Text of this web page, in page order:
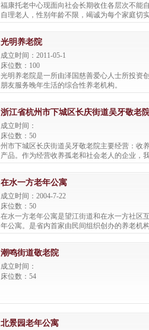
福康托老中心现面向社会长期收住各层次不能
自理老人，性别年龄不限，竭诚为每个家庭切
光明养老院
成立时间：2011-05-1
床位数：100
光明养老院是一所由泽国慈善爱心人士所投资
朋友服务晚年生活的综合性养老机构。
浙江省杭州市下城区长庆街道吴牙敬老
成立时间：
床位数：50
州市下城区长庆街道吴牙敬老院主要经营：收
产品。作为经营收养孤老和社会老人的企业，
让利于客户，坚持用自己的服务去打动客户。
在水一方老年公寓
成立时间：2004-7-22
床位数：50
在水一方老年公寓是望江街道和在水一方社区
年公寓。是省内首家由民间组织创办的养老机
江小区在水一方社区天福花园13幢，地理位置
备。本公寓总建筑面积600多平方米，五十余
间、双人间及三人间和四人间等多种房型。
潮鸣街道敬老院
成立时间：
床位数：54
北景园老年公寓